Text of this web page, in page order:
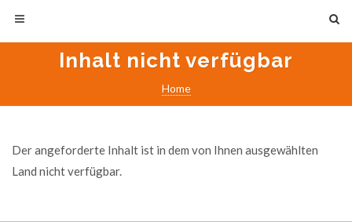
Inhalt nicht verfügbar
Home
Der angeforderte Inhalt ist in dem von Ihnen ausgewählten
Land nicht verfügbar.